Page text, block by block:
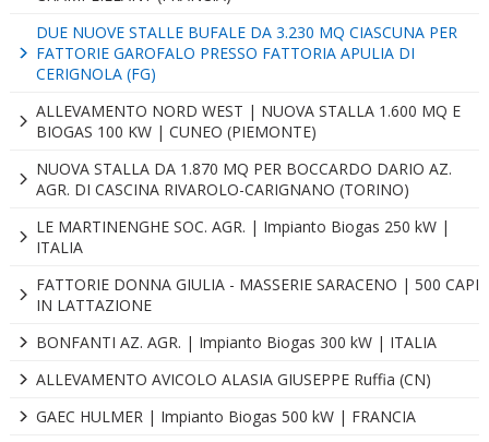
DUE NUOVE STALLE BUFALE DA 3.230 MQ CIASCUNA PER
FATTORIE GAROFALO PRESSO FATTORIA APULIA DI
CERIGNOLA (FG)
ALLEVAMENTO NORD WEST | NUOVA STALLA 1.600 MQ E
BIOGAS 100 KW | CUNEO (PIEMONTE)
NUOVA STALLA DA 1.870 MQ PER BOCCARDO DARIO AZ.
AGR. DI CASCINA RIVAROLO-CARIGNANO (TORINO)
LE MARTINENGHE SOC. AGR. | Impianto Biogas 250 kW |
ITALIA
FATTORIE DONNA GIULIA - MASSERIE SARACENO | 500 CAPI
IN LATTAZIONE
BONFANTI AZ. AGR. | Impianto Biogas 300 kW | ITALIA
ALLEVAMENTO AVICOLO ALASIA GIUSEPPE Ruffia (CN)
GAEC HULMER | Impianto Biogas 500 kW | FRANCIA